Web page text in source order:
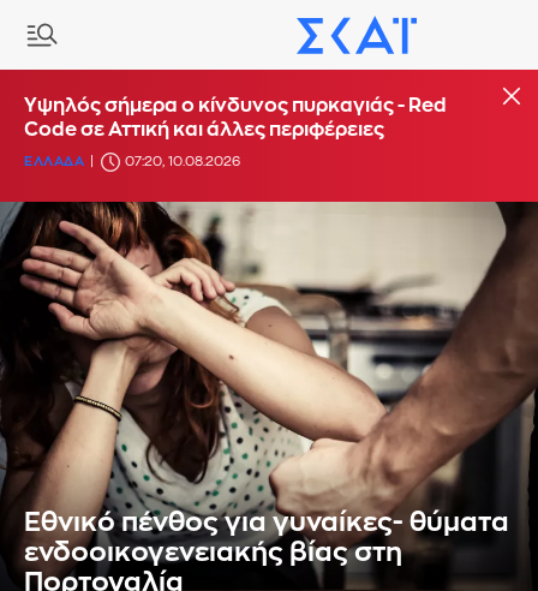
Υψηλός σήμερα ο κίνδυνος πυρκαγιάς - Red
Code σε Αττική και άλλες περιφέρειες
ΕΛΛΑΔΑ 07:20, 10.08.2026
Εθνικό πένθος για γυναίκες- θύματα
ενδοοικογενειακής βίας στη
Πορτογαλία